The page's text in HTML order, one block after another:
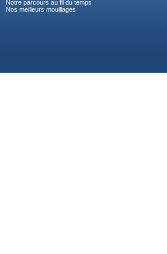
Notre parcours au fil du temps
Nos meilleurs mouillages